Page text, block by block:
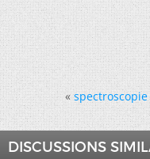
«
DISCUSSIONS